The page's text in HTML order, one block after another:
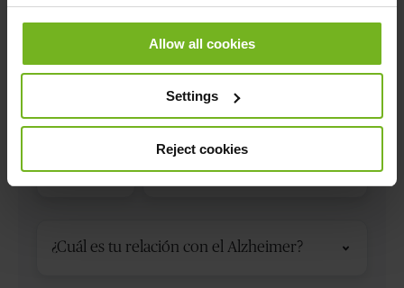
Allow all cookies
Settings
Reject cookies
con